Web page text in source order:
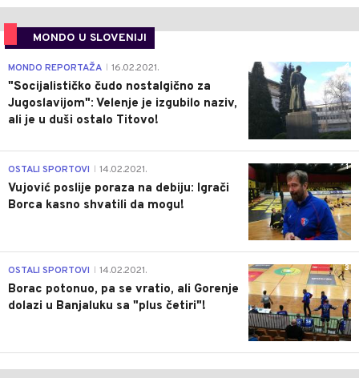
MONDO U SLOVENIJI
4
MONDO REPORTAŽA 16.02.2021.
"Socijalističko čudo nostalgično za
Jugoslavijom": Velenje je izgubilo naziv,
ali je u duši ostalo Titovo!
1
OSTALI SPORTOVI 14.02.2021.
Vujović poslije poraza na debiju: Igrači
Borca kasno shvatili da mogu!
3
OSTALI SPORTOVI 14.02.2021.
Borac potonuo, pa se vratio, ali Gorenje
dolazi u Banjaluku sa "plus četiri"!